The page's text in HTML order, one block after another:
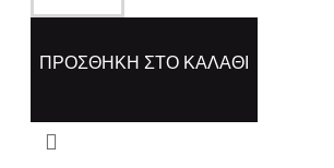
ΠΡΟΣΘΉΚΗ ΣΤΟ ΚΑΛΆΘΙ